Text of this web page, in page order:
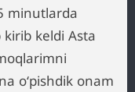
minutlarda
keldi Asta
oʻpishdik onam